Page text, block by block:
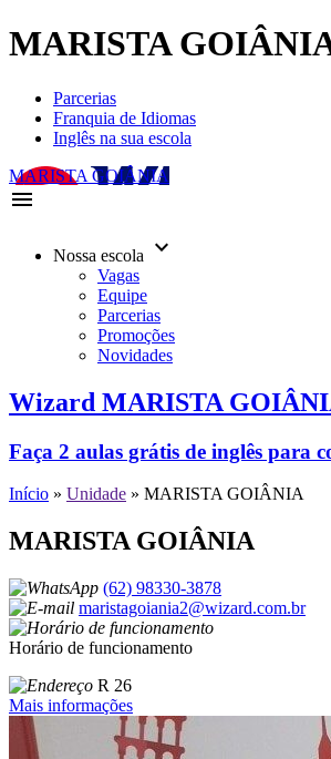
MARISTA
Parcerias
Franquia de Idiomas
Inglês na sua escola
MARISTA GOIÂNIA
menu
Nossa escola keyboard_arrow_down
Vagas
Equipe
Parcerias
Promoções
Novidades
Wizard MARISTA
Faça 2 aulas grátis de inglês para
Início » Unidade » MARISTA GOIÂNIA
MARISTA GOIÂNIA
(62) 98330-3878
maristagoiania2@wizard.com.br
Horário de funcionamento
R 26
Mais informações